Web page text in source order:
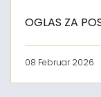
OGLAS ZA
08 Februar 2026